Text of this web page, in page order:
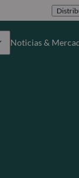
Noticias &